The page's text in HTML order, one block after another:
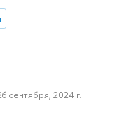
сентября, 2024 г.